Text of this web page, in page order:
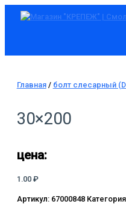
Перейти Главное
Главная/ болт слесарный
30×200
цена:
1.00 ₽
Артикул: 67000848
Количество
товара